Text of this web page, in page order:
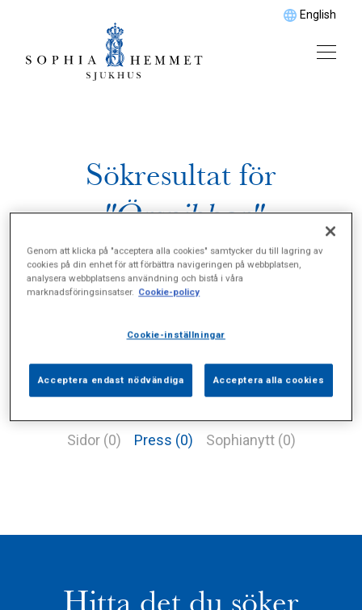
English
Sökresultat för
"Örsnibbar"
Sidor (0) Press (0) Sophianytt (0)
Hitta det du söker
Genom att klicka på "acceptera alla cookies" samtycker du till lagring av
cookies på din enhet för att förbättra navigeringen på webbplatsen,
analysera webbplatsens användning och bistå i våra
marknadsföringsinsatser. Cookie-policy
Cookie-inställningar
Acceptera endast nödvändiga Acceptera alla cookies